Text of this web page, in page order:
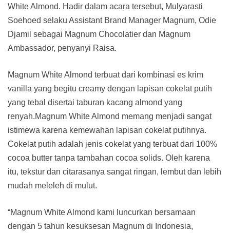
White Almond. Hadir dalam acara tersebut, Mulyarasti
Soehoed selaku Assistant Brand Manager Magnum, Odie
Djamil sebagai Magnum Chocolatier dan Magnum
Ambassador, penyanyi Raisa.
Magnum White Almond terbuat dari kombinasi es krim
vanilla yang begitu creamy dengan lapisan cokelat putih
yang tebal disertai taburan kacang almond yang
renyah.Magnum White Almond memang menjadi sangat
istimewa karena kemewahan lapisan cokelat putihnya.
Cokelat putih adalah jenis cokelat yang terbuat dari 100%
cocoa butter tanpa tambahan cocoa solids. Oleh karena
itu, tekstur dan citarasanya sangat ringan, lembut dan lebih
mudah meleleh di mulut.
“Magnum White Almond kami luncurkan bersamaan
dengan 5 tahun kesuksesan Magnum di Indonesia,